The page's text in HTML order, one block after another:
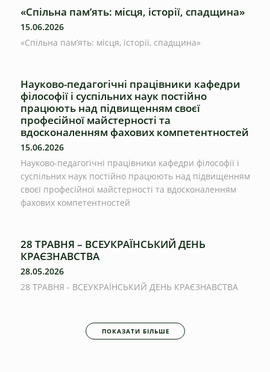
«Спільна пам’ять: місця, історії, спадщина»
15.06.2026
«Спільна пам’ять: місця, історії, спадщина»
Науково-педагогічні працівники кафедри
філософії і суспільних наук постійно
працюють над підвищенням своєї
професійної майстерності та
вдосконаленням фахових компетентностей
15.06.2026
Науково-педагогічні працівники кафедри філософії і
суспільних наук постійно працюють над підвищенням
своєї професійної майстерності та вдосконаленням
фахових компетентностей
28 ТРАВНЯ – ВСЕУКРАЇНСЬКИЙ ДЕНЬ
КРАЄЗНАВСТВА
28.05.2026
28 ТРАВНЯ - ВСЕУКРАЇНСЬКИЙ ДЕНЬ КРАЄЗНАВСТВА
ПОКАЗАТИ БІЛЬШЕ